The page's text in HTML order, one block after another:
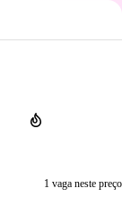
1 vaga neste preço